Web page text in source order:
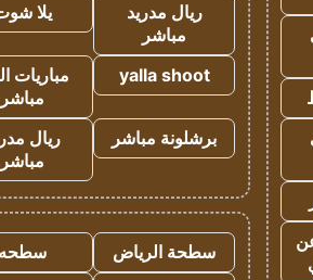
ريال مدريد
مباشر
يلا
yalla shoot
مباريات
مباشر
برشلونة مباشر
ريال
مباشر
سطحة الرياض
سطحه